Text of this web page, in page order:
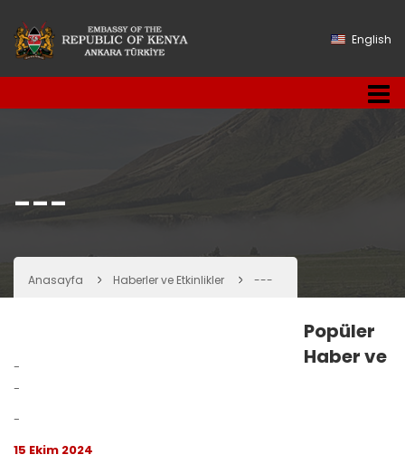
English
---
Anasayfa Haberler ve Etkinlikler ---
-
-
-
15 Ekim 2024
Popüler
Haber ve